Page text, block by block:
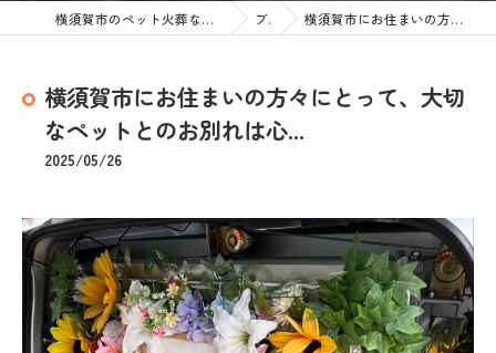
横須賀市のペット火葬なら訪問ペット火葬 ペットメモリアル神奈川 ブログ 横須賀市にお住まいの方々にとって、大切なペットとのお別れは心...
横須賀市にお住まいの方々にとって、大切
なペットとのお別れは心...
2025/05/26